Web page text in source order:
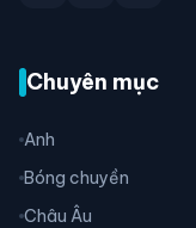
Chuyên mục
Anh
Bóng chuyền
Châu Âu